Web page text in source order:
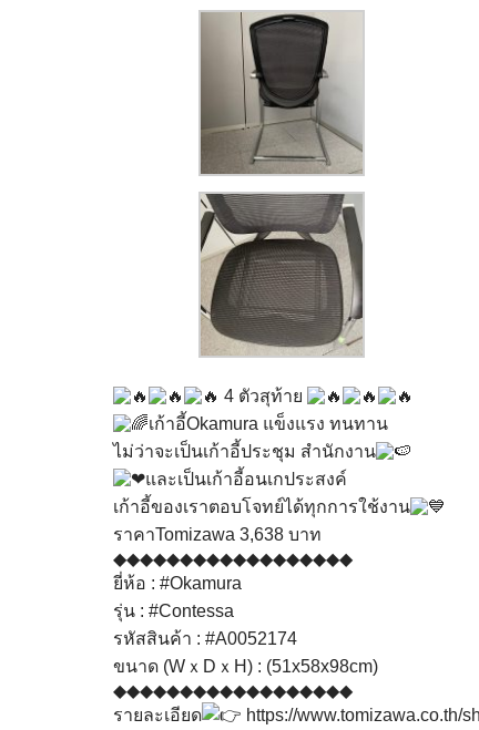
4 ตัวสุท้าย
เก้าอี้Okamura แข็งแรง ทนทาน
ไม่ว่าจะเป็นเก้าอี้ประชุม สำนักงาน
และเป็นเก้าอี้อนเกประสงค์
เก้าอี้ของเราตอบโจทย์ได้ทุกการใช้งาน
ราคาTomizawa 3,638 บาท
◆◆◆◆◆◆◆◆◆◆◆◆◆◆◆◆◆◆
ยี่ห้อ : #Okamura
รุ่น : #Contessa
รหัสสินค้า : #A0052174
ขนาด (WｘDｘH) : (51x58x98cm)
◆◆◆◆◆◆◆◆◆◆◆◆◆◆◆◆◆◆
รายละเอียด
https://www.tomizawa.co.th/